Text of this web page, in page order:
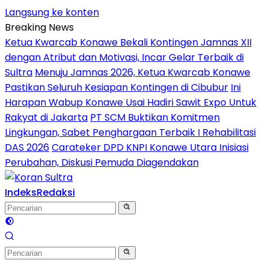
Langsung ke konten
Breaking News
Ketua Kwarcab Konawe Bekali Kontingen Jamnas XII
dengan Atribut dan Motivasi, Incar Gelar Terbaik di
Sultra Menuju Jamnas 2026, Ketua Kwarcab Konawe
Pastikan Seluruh Kesiapan Kontingen di Cibubur Ini
Harapan Wabup Konawe Usai Hadiri Sawit Expo Untuk
Rakyat di Jakarta PT SCM Buktikan Komitmen
Lingkungan, Sabet Penghargaan Terbaik I Rehabilitasi
DAS 2026Carateker DPD KNPI Konawe Utara Inisiasi
Perubahan, Diskusi Pemuda Diagendakan
IndeksRedaksi